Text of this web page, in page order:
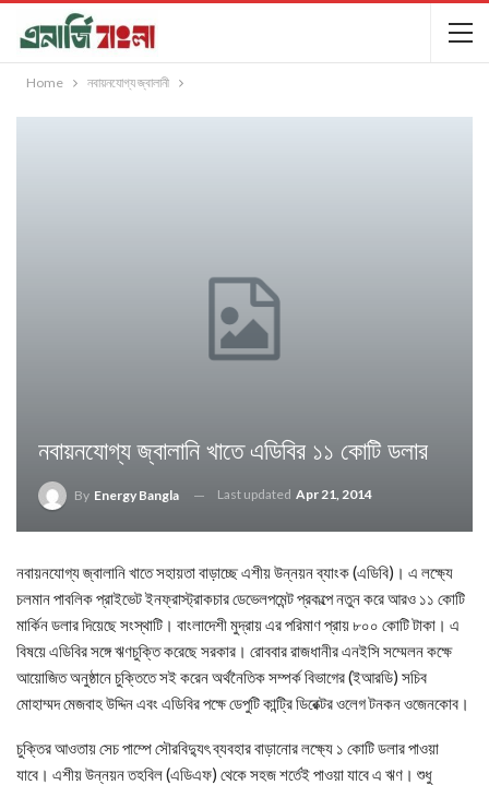
Home নবায়নযোগ্য জ্বালানী
নবায়নযোগ্য জ্বালানি খাতে এডিবির ১১ কোটি ডলার
By Energy Bangla Last updated Apr 21, 2014
নবায়নযোগ্য জ্বালানি খাতে সহায়তা বাড়াচ্ছে এশীয় উন্নয়ন ব্যাংক (এডিবি)। এ লক্ষ্যে
চলমান পাবলিক প্রাইভেট ইনফ্রাস্ট্রাকচার ডেভেলপমেন্ট প্রকল্পে নতুন করে আরও ১১ কোটি
মার্কিন ডলার দিয়েছে সংস্থাটি। বাংলাদেশী মুদ্রায় এর পরিমাণ প্রায় ৮০০ কোটি টাকা। এ
বিষয়ে এডিবির সঙ্গে ঋণচুক্তি করেছে সরকার। রোববার রাজধানীর এনইসি সম্মেলন কক্ষে
আয়োজিত অনুষ্ঠানে চুক্তিতে সই করেন অর্থনৈতিক সম্পর্ক বিভাগের (ইআরডি) সচিব
মোহাম্মদ মেজবাহ উদ্দিন এবং এডিবির পক্ষে ডেপুটি কান্ট্রি ডিরেক্টর ওলেগ টনকন ওজেনকোব।
চুক্তির আওতায় সেচ পাম্পে সৌরবিদ্যুৎ ব্যবহার বাড়ানোর লক্ষ্যে ১ কোটি ডলার পাওয়া
যাবে। এশীয় উন্নয়ন তহবিল (এডিএফ) থেকে সহজ শর্তেই পাওয়া যাবে এ ঋণ। শুধু